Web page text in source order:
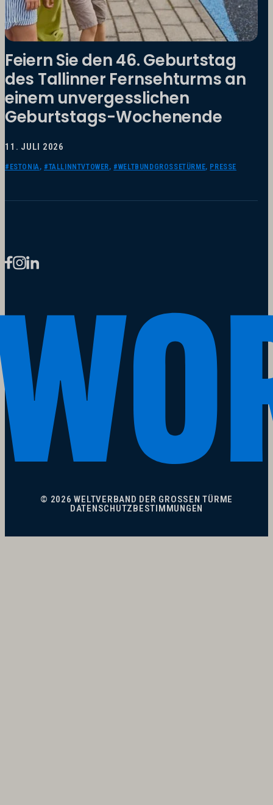
Feiern Sie den 46. Geburtstag
des Tallinner Fernsehturms an
einem unvergesslichen
Geburtstags-Wochenende
11. JULI 2026
#ESTONIA, #TALLINNTVTOWER, #WELTBUNDGROSSETÜRME , PRESSE
© 2026 WELTVERBAND DER GROSSEN TÜRME
DATENSCHUTZBESTIMMUNGEN